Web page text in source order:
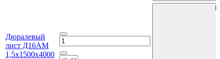
Дюралевый
лист Д16АМ
1,5х1500х4000